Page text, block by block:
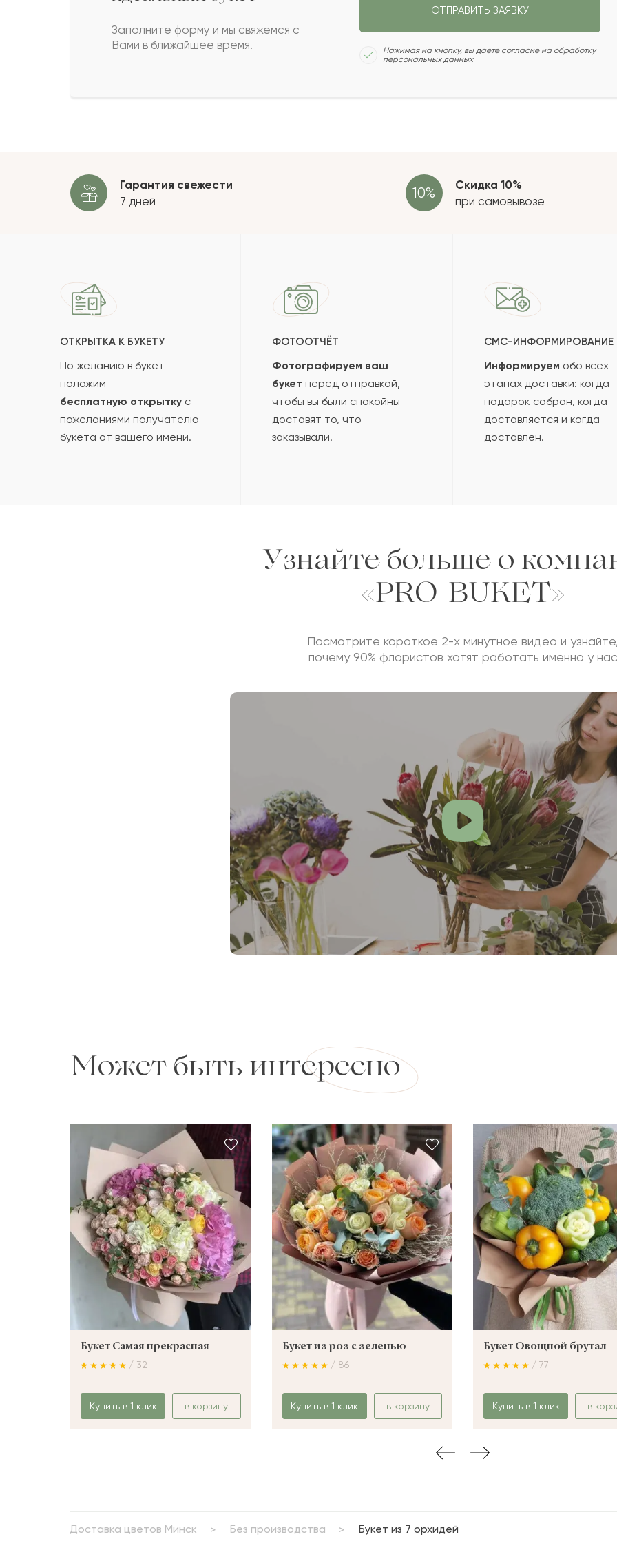
Г 2015-04-29
Гарифа
Заполните форму и мы свяжемся с
Вами в ближайшее время.
ОТПРАВИТЬ ЗАЯВКУ
Нажимая на кнопку, вы даёте согласие на обработку
персональных данных
Гарантия свежести
7 дней
Скидка 10%
при самовывозе
ОТКРЫТКА К БУКЕТУ
По желанию в букет
положим
бесплатную открытку с
пожеланиями получателю
букета от вашего имени.
ФОТООТЧЁТ
Фотографируем ваш
букет перед отправкой,
чтобы вы были спокойны -
доставят то, что
заказывали.
СМС-ИНФОРМИРОВАНИЕ
Информируем обо всех
этапах доставки: когда
подарок собран, когда
доставляется и когда
доставлен.
Узнайте больше о
«PRO-BUKET»
Посмотрите короткое 2-х минутное видео и
почему 90% флористов хотят работать именно у нас
Может быть интересно
Букет Самая прекрасная
/ 32
Купить в 1 клик в корзину
Букет из роз с зеленью
/ 86
Купить в 1 клик в корзину
Букет Овощной брутал
/ 77
Купить в 1 клик в
Доставка цветов Минск Без производства Букет из 7 орхидей